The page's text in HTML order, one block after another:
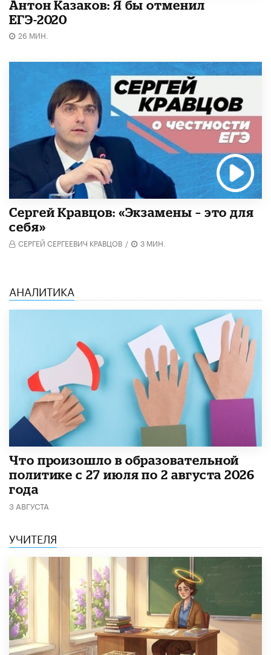
Антон Казаков: Я бы отменил
ЕГЭ-2020
26 МИН.
Сергей Кравцов: «Экзамены – это для
себя»
СЕРГЕЙ СЕРГЕЕВИЧ КРАВЦОВ / 3 МИН.
АНАЛИТИКА
​Что произошло в образовательной
политике с 27 июля по 2 августа 2026
года
3 АВГУСТА
УЧИТЕЛЯ